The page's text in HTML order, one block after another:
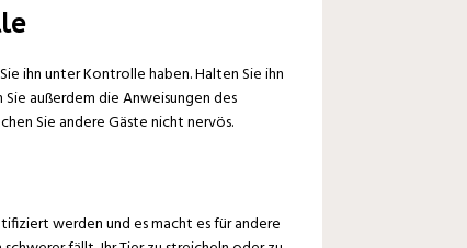
ihn unter Kontrolle haben. Halten Sie ihn
außerdem die Anweisungen des
Sie andere Gäste nicht nervös.
werden und es macht es für andere